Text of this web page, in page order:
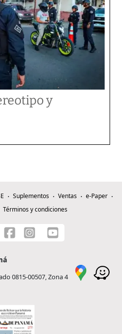
y
Suplementos Ventas
e-Paper
Términos y condiciones
0815-00507, Zona 4